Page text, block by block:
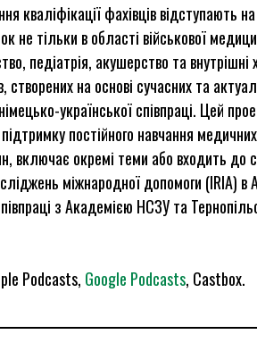
кваліфікації фахівців відступають
не тільки в області військової
педіатрія, акушерство та внутрішні
на основі сучасних та
української співпраці. Цей
постійного навчання
включає окремі теми або входить
міжнародної допомоги (IRIA) в
з Академією НСЗУ та
Podcasts, Google Podcasts, Castbox.